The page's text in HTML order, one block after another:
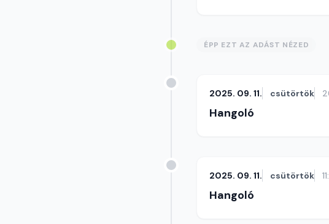
ÉPP EZT AZ ADÁST NÉZED
2025. 09. 11. csütörtök
Hangoló
2025. 09. 11. csütörtök
Hangoló